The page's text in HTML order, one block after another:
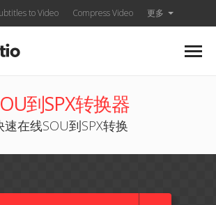
to Video Compress Video 更多
到SPX转换器
速在线SOU到SPX转换